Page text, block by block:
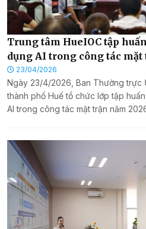
Trung tâm HueIOC tập
dụng AI trong công tác mặt
23/04/2026
Ngày 23/4/2026, Ban Thường trực
thành phố Huế tổ chức lớp tập
AI trong công tác mặt trận năm